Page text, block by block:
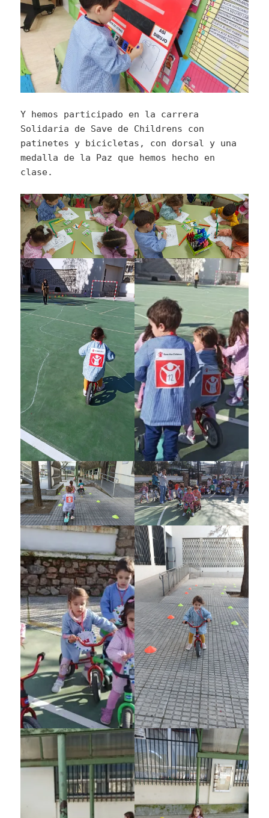
Y hemos participado en la carrera
Solidaria de Save de Childrens con
patinetes y bicicletas, con dorsal y una
medalla de la Paz que hemos hecho en
clase.